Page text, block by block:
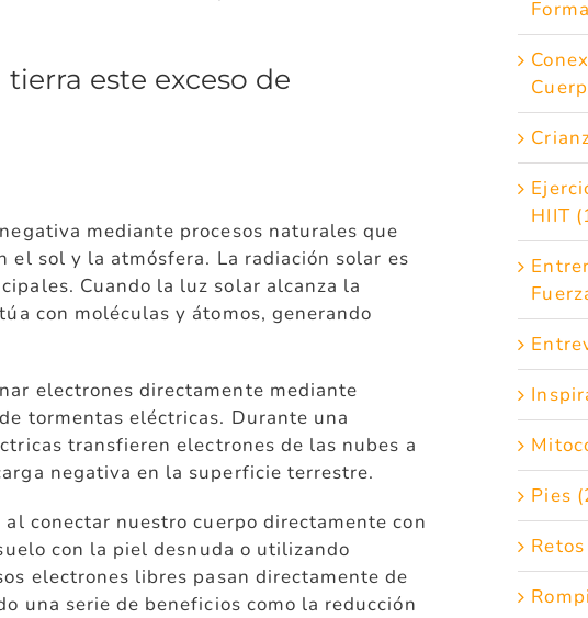
este exceso de
mediante procesos naturales que
el sol y la atmósfera. La radiación solar es
Cuando la luz solar alcanza la
con moléculas y átomos, generando
electrones directamente mediante
tormentas eléctricas. Durante una
transfieren electrones de las nubes a
negativa en la superficie terrestre.
conectar nuestro cuerpo directamente con
con la piel desnuda o utilizando
electrones libres pasan directamente de
una serie de beneficios como la reducción
HIIT
Pies